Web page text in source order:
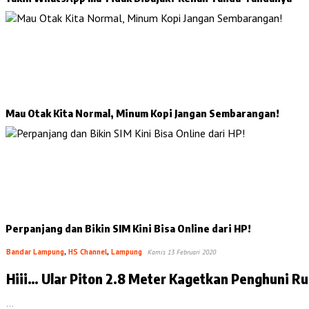
Mau Otak Kita Normal, Minum Kopi Jangan Sembarangan!
Perpanjang dan Bikin SIM Kini Bisa Online dari HP!
Bandar Lampung, HS Channel, Lampung Kamis 13 Februari 2020
Hiii… Ular Piton 2.8 Meter Kagetkan Penghuni
…